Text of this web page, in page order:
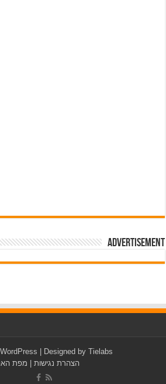
Advertisement
WordPress | Designed by Tielabs
הצהרת נגישות
מפת